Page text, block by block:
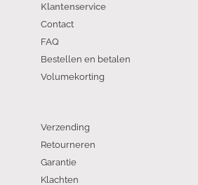
Klantenservice
Contact
FAQ
Bestellen en betalen
Volumekorting
Verzending
Retourneren
Garantie
Klachten